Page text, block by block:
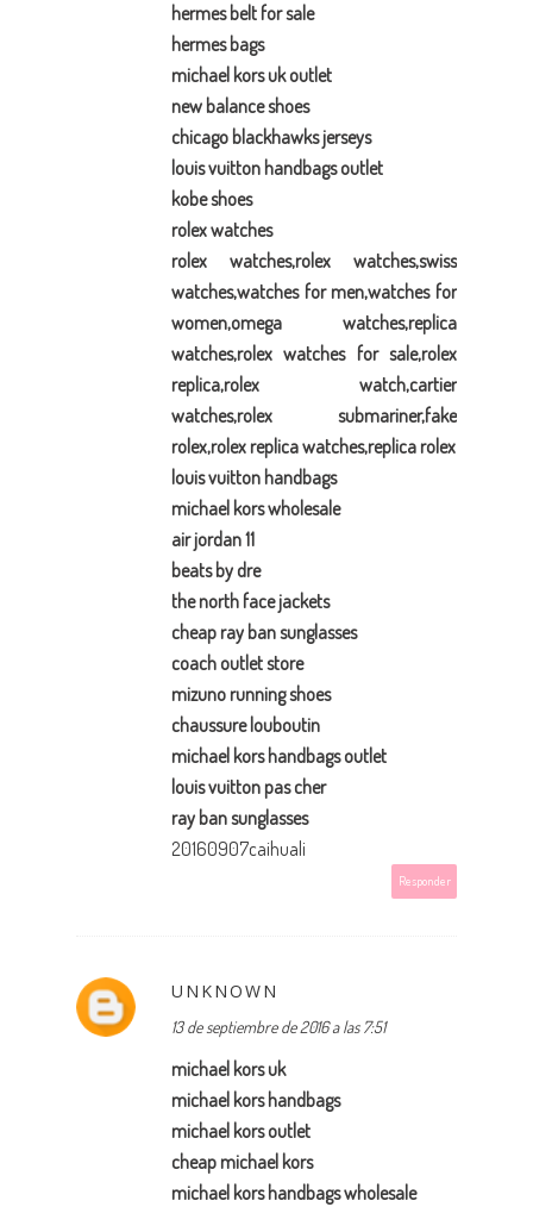
hermes belt for sale
hermes bags
michael kors uk outlet
new balance shoes
chicago blackhawks jerseys
louis vuitton handbags outlet
kobe shoes
rolex watches
rolex watches,rolex watches,swiss
watches,watches for men,watches for
women,omega watches,replica
watches,rolex watches for sale,rolex
replica,rolex watch,cartier
watches,rolex submariner,fake
rolex,rolex replica watches,replica rolex
louis vuitton handbags
michael kors wholesale
air jordan 11
beats by dre
the north face jackets
cheap ray ban sunglasses
coach outlet store
mizuno running shoes
chaussure louboutin
michael kors handbags outlet
louis vuitton pas cher
ray ban sunglasses
20160907caihuali
Responder
UNKNOWN
13 de septiembre de 2016 a las 7:51
michael kors uk
michael kors handbags
michael kors outlet
cheap michael kors
michael kors handbags wholesale